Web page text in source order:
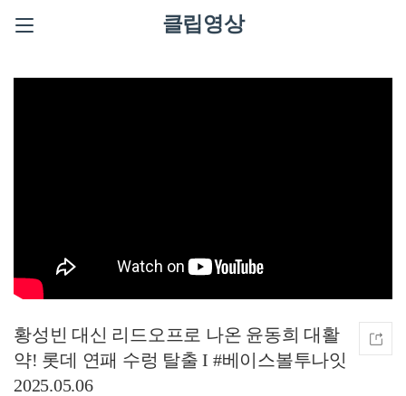
클립영상
황성빈 대신 리드오프로 나온 윤동희 대활
약! 롯데 연패 수렁 탈출 I #베이스볼투나잇
2025.05.06